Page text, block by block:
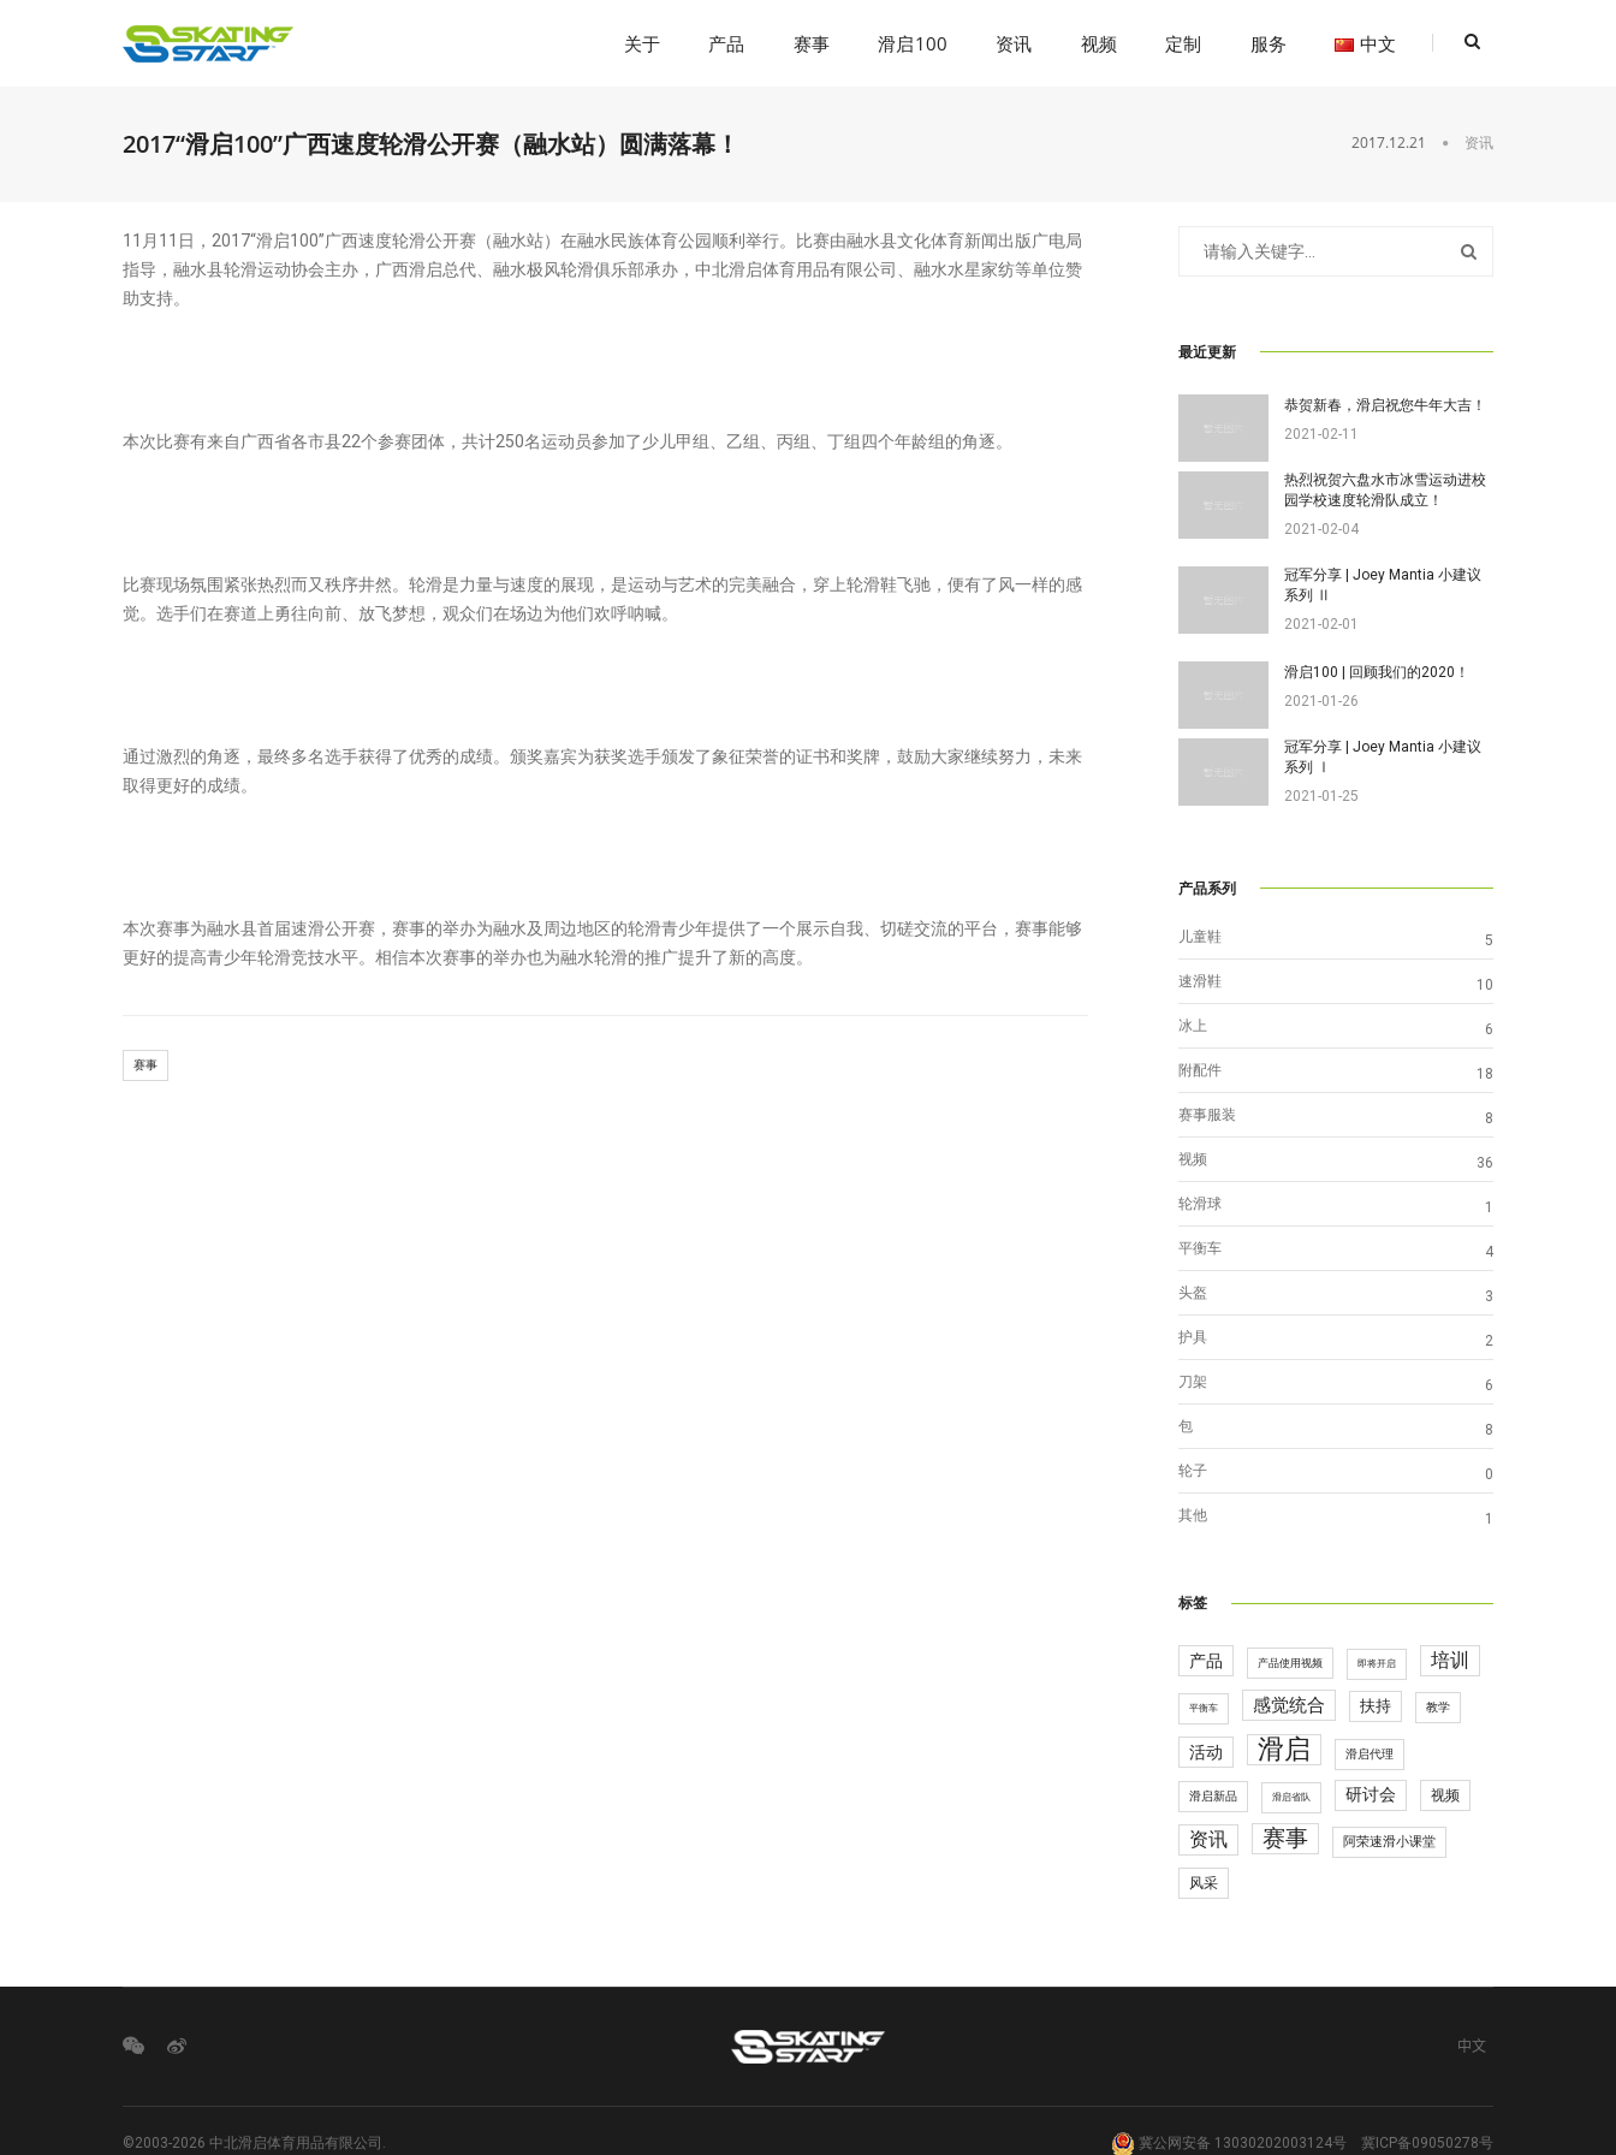
关于 产品 赛事 滑启100 资讯 视频 定制 服务 中文
2017“滑启100”广西速度轮滑公开赛（融水站）圆满落幕！ 2017.12.21 资讯
11月11日，2017“滑启100”广西速度轮滑公开赛（融水站）在融水民族体育公园顺利举行。比赛由融水县文化体育新闻出版广电局
指导，融水县轮滑运动协会主办，广西滑启总代、融水极风轮滑俱乐部承办，中北滑启体育用品有限公司、融水水星家纺等单位赞
助支持。
本次比赛有来自广西省各市县22个参赛团体，共计250名运动员参加了少儿甲组、乙组、丙组、丁组四个年龄组的角逐。
比赛现场氛围紧张热烈而又秩序井然。轮滑是力量与速度的展现，是运动与艺术的完美融合，穿上轮滑鞋飞驰，便有了风一样的感
觉。选手们在赛道上勇往向前、放飞梦想，观众们在场边为他们欢呼呐喊。
通过激烈的角逐，最终多名选手获得了优秀的成绩。颁奖嘉宾为获奖选手颁发了象征荣誉的证书和奖牌，鼓励大家继续努力，未来
取得更好的成绩。
本次赛事为融水县首届速滑公开赛，赛事的举办为融水及周边地区的轮滑青少年提供了一个展示自我、切磋交流的平台，赛事能够
更好的提高青少年轮滑竞技水平。相信本次赛事的举办也为融水轮滑的推广提升了新的高度。
赛事
最近更新
恭贺新春，滑启祝您牛年大吉！
2021-02-11
热烈祝贺六盘水市冰雪运动进校
园学校速度轮滑队成立！
2021-02-04
冠军分享 | Joey Mantia 小建议
系列 Ⅱ
2021-02-01
滑启100 | 回顾我们的2020！
2021-01-26
冠军分享 | Joey Mantia 小建议
系列 Ⅰ
2021-01-25
产品系列
儿童鞋 5
速滑鞋 10
冰上 6
附配件 18
赛事服装 8
视频 36
轮滑球 1
平衡车 4
头盔 3
护具 2
刀架 6
包 8
轮子 0
其他 1
标签
产品 产品使用视频 即将开启 培训
平衡车 感觉统合 扶持 教学
活动 滑启 滑启代理
滑启新品 滑启省队 研讨会 视频
资讯 赛事 阿荣速滑小课堂
风采
中文
©2003-2026 中北滑启体育用品有限公司. 冀公网安备 13030202003124号 冀ICP备09050278号